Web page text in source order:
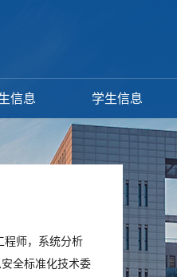
信息 学生信息
程师，系统分析
全标准化技术委